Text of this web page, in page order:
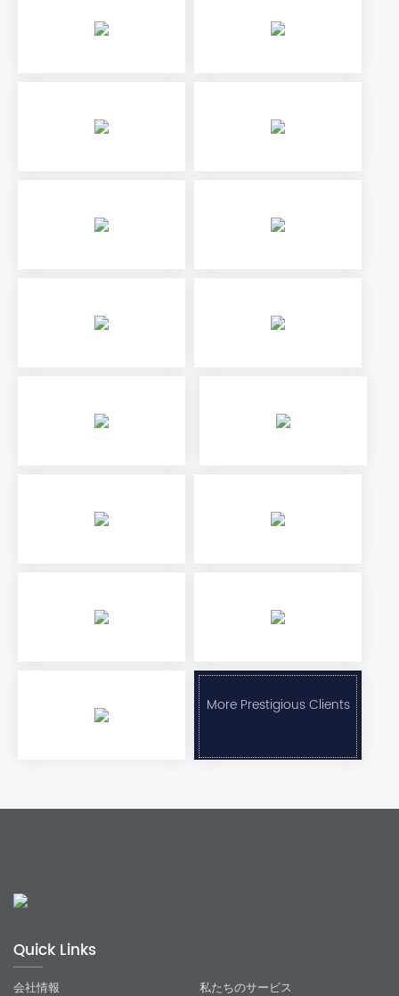
More Prestigious Clients
Quick Links
会社情報 私たちのサービス